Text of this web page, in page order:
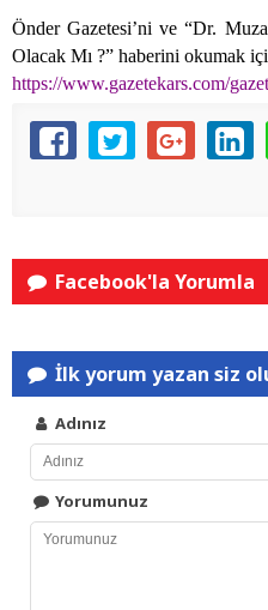
Önder Gazetesi’ni ve “Dr.
Olacak Mı ?” haberini okumak
https://www.gazetekars.com/
Facebook'la Yorumla
İlk yorum yazan siz
Adınız
Yorumunuz